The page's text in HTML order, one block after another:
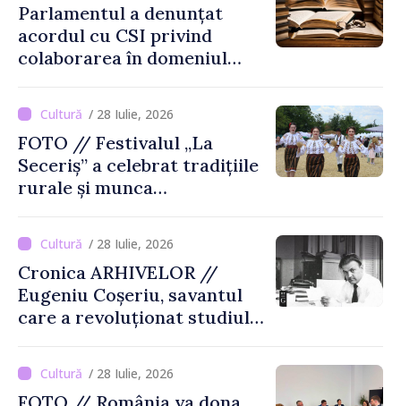
Parlamentul a denunțat
acordul cu CSI privind
colaborarea în domeniul
/ 28 Iulie, 2026
FOTO // Festivalul „La
Seceriș” a celebrat tradițiile
rurale și munca
/ 28 Iulie, 2026
Cronica ARHIVELOR //
Eugeniu Coșeriu, savantul
care a revoluționat studiul
/ 28 Iulie, 2026